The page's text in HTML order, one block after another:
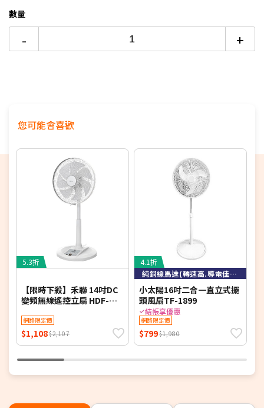
本商品正常為3至7個工作天會以電話或簡訊聯絡後續配送時
間
配送時間以物流聯絡約定的時間為準
★商品如外箱有破損，請勿簽收。請立即反映平台，以免責
任釐清無法確實。
★為保障雙方，請自行開箱錄影，避免商品毀損、破片爭議
★電視如需加購到府安裝服務，請備注在訂單中，收到訂單
後將依不同尺寸另外報價，安裝費用將現場收費
單順序陸續出貨，如遇原廠供貨延遲，將會再另外發送簡訊
通知。
若您同意以上約定事項再行下單，謝謝。
數量
- +
您可能會喜歡
5.3折
【限時下殺】禾聯 14吋DC
變頻無線遙控立扇 HDF-
14AH770/HDF-14AH780)
網路限定價
$1,108$2,107
4.1折
純銅線馬達(轉速高.導電佳.散熱快)
小太陽16吋二合一直立式擺
頭風扇TF-1899
結帳享優惠
網路限定價
$799$1,980